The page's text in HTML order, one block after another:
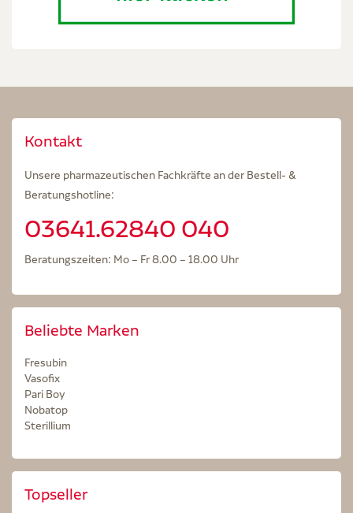
Kontakt
Unsere pharmazeutischen Fachkräfte an der Bestell- &
Beratungshotline:
03641.62840 040
Beratungszeiten: Mo – Fr 8.00 – 18.00 Uhr
Beliebte Marken
Fresubin
Vasofix
Pari Boy
Nobatop
Sterillium
Topseller